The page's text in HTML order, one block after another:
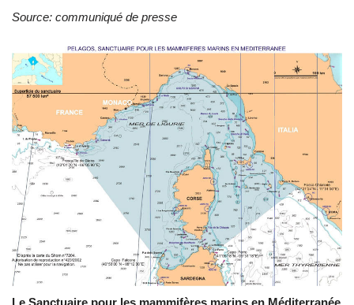
Source: communiqué de presse
Le Sanctuaire pour les mammifères marins en Méditerranée